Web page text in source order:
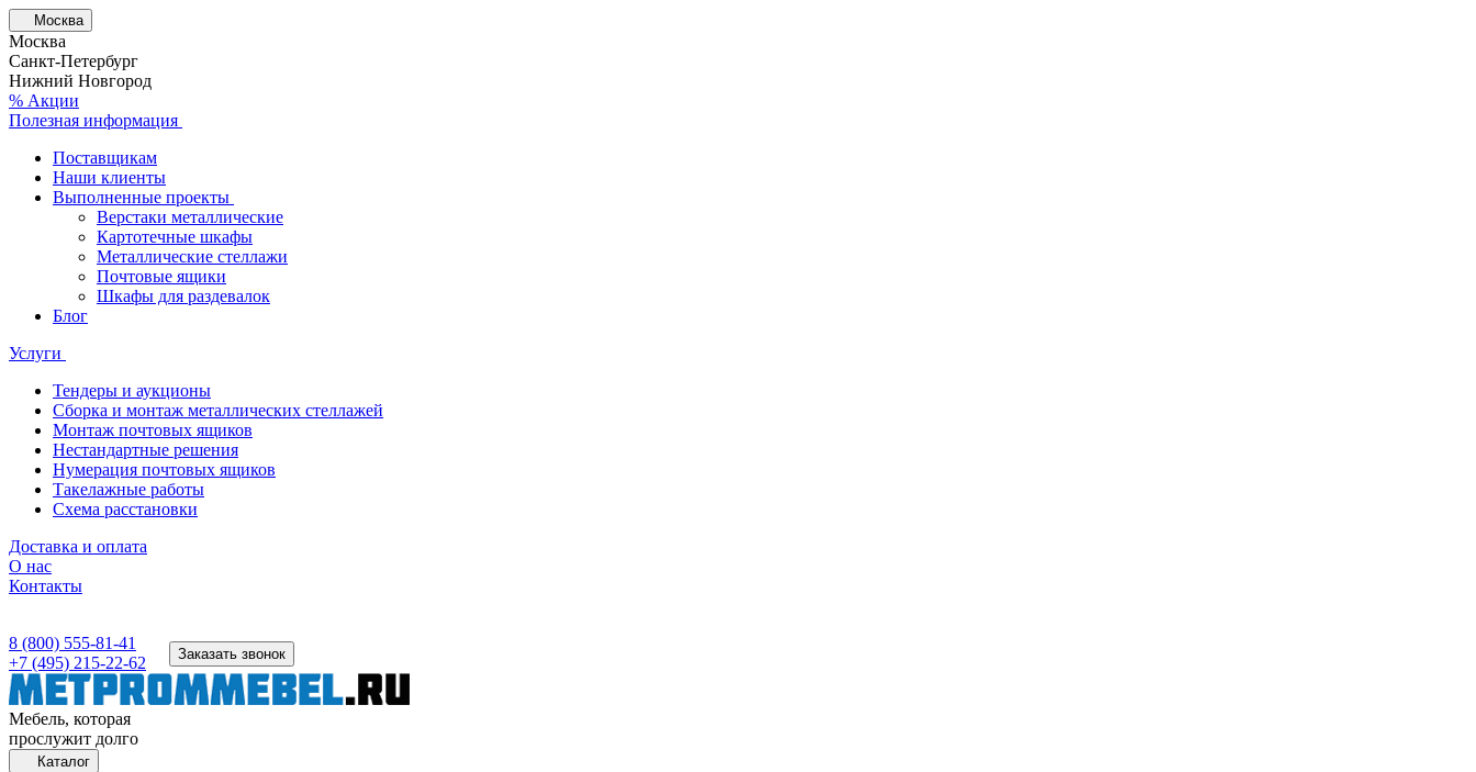
Москва
Москва
Санкт-Петербург
Нижний Новгород
% Акции
Полезная информация
Поставщикам
Наши клиенты
Выполненные проекты
Верстаки металлические
Картотечные шкафы
Металлические стеллажи
Почтовые ящики
Шкафы для раздевалок
Блог
Услуги
Тендеры и аукционы
Сборка и монтаж металлических стеллажей
Монтаж почтовых ящиков
Нестандартные решения
Нумерация почтовых ящиков
Такелажные работы
Схема расстановки
Доставка и оплата
О нас
Контакты
8 (800) 555-81-41
+7 (495) 215-22-62
Заказать звонок
Мебель, которая
прослужит долго
Каталог